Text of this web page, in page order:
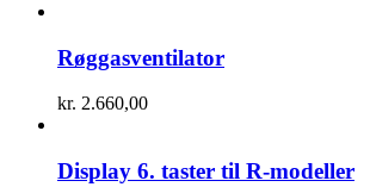
Røggasventilator
kr. 2.660,00
Display 6. taster til R-modeller